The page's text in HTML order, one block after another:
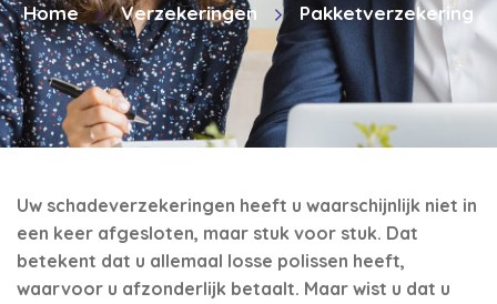
Home Verzekeringen Pakketverzekering
Uw schadeverzekeringen heeft u waarschijnlijk niet in
een keer afgesloten, maar stuk voor stuk. Dat
betekent dat u allemaal losse polissen heeft,
waarvoor u afzonderlijk betaalt. Maar wist u dat u